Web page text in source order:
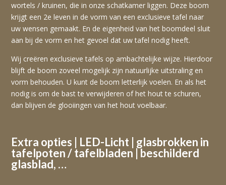
wortels / kruinen, die in onze schatkamer liggen. Deze boom
krijgt een 2e leven in de vorm van een exclusieve tafel naar
uw wensen gemaakt. En de eigenheid van het boomdeel sluit
aan bij de vorm en het gevoel dat uw tafel nodig heeft.
Wij creëren exclusieve tafels op ambachtelijke wijze. Hierdoor
blijft de boom zoveel mogelijk zijn natuurlijke uitstraling en
vorm behouden. U kunt de boom letterlijk voelen. En als het
nodig is om de bast te verwijderen of het hout te schuren,
dan blijven de glooiingen van het hout voelbaar.
Extra opties | LED-Licht | glasbrokken in
tafelpoten / tafelbladen | beschilderd
glasblad, …